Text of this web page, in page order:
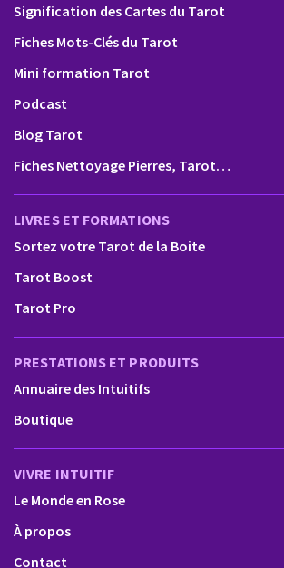
Signification des Cartes du Tarot
Fiches Mots-Clés du Tarot
Mini formation Tarot
Podcast
Blog Tarot
Fiches Nettoyage Pierres, Tarot…
LIVRES ET FORMATIONS
Sortez votre Tarot de la Boite
Tarot Boost
Tarot Pro
PRESTATIONS ET PRODUITS
Annuaire des Intuitifs
Boutique
VIVRE INTUITIF
Le Monde en Rose
À propos
Contact